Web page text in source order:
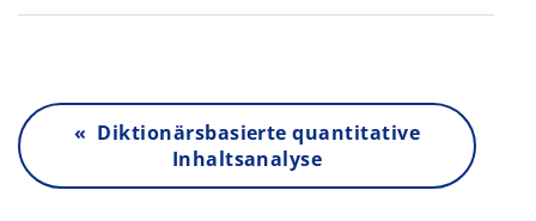
« Diktionärsbasierte quantitative
Inhaltsanalyse